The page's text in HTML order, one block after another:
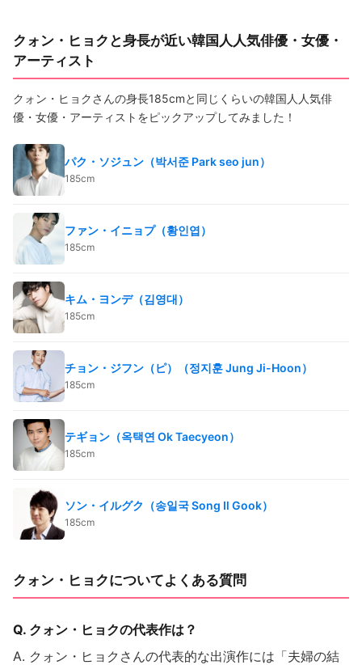
クォン・ヒョクと身長が近い韓国人人気俳優・女優・
アーティスト
クォン・ヒョクさんの身長185cmと同じくらいの韓国人人気俳
優・女優・アーティストをピックアップしてみました！
パク・ソジュン（박서준 Park seo jun）
185cm
ファン・イニョプ（황인엽）
185cm
キム・ヨンデ（김영대）
185cm
チョン・ジフン（ピ）（정지훈 Jung Ji-Hoon）
185cm
テギョン（옥택연 Ok Taecyeon）
185cm
ソン・イルグク（송일국 Song Il Gook）
185cm
クォン・ヒョクについてよくある質問
Q. クォン・ヒョクの代表作は？
A. クォン・ヒョクさんの代表的な出演作には「夫婦の結